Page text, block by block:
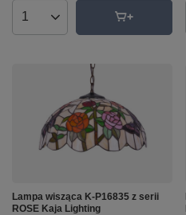
Ilość produktów
Lampa wisząca K-P16835 z serii
ROSE Kaja Lighting